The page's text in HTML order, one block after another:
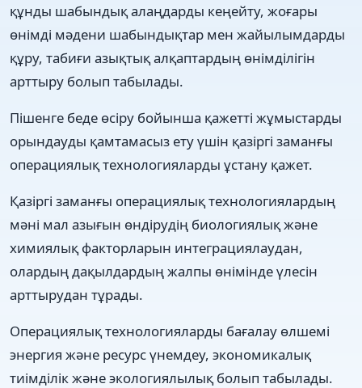
құнды шабындық алаңдарды кеңейту, жоғары
өнімді мәдени шабындықтар мен жайылымдарды
құру, табиғи азықтық алқаптардың өнімділігін
арттыру болып табылады.
Пішенге беде өсіру бойынша қажетті жұмыстарды
орындауды қамтамасыз ету үшін қазіргі заманғы
операциялық технологияларды ұстану қажет.
Қазіргі заманғы операциялық технологиялардың
мәні мал азығын өндірудің биологиялық және
химиялық факторларын интеграциялаудан,
олардың дақылдардың жалпы өнімінде үлесін
арттырудан тұрады.
Операциялық технологияларды бағалау өлшемі
энергия және ресурс үнемдеу, экономикалық
тиімділік және экологиялылық болып табылады.